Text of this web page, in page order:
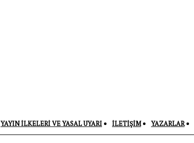
YAYIN İLKELERI VE YASAL UYARI İLETIŞIM YAZARLAR